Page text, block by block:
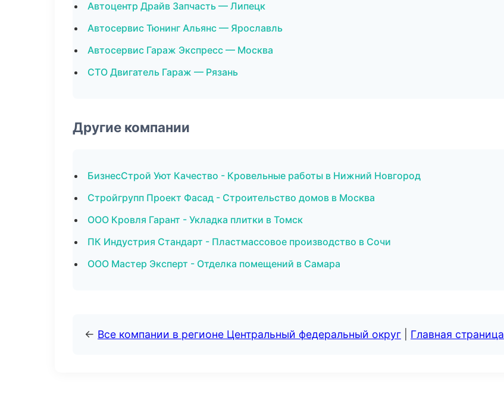
Автоцентр Драйв Запчасть — Липецк
Автосервис Тюнинг Альянс — Ярославль
Автосервис Гараж Экспресс — Москва
СТО Двигатель Гараж — Рязань
Другие компании
БизнесСтрой Уют Качество - Кровельные работы в Нижний Новгород
Стройгрупп Проект Фасад - Строительство домов в Москва
ООО Кровля Гарант - Укладка плитки в Томск
ПК Индустрия Стандарт - Пластмассовое производство в Сочи
ООО Мастер Эксперт - Отделка помещений в Самара
← Все компании в регионе Центральный федеральный округ Главная страница